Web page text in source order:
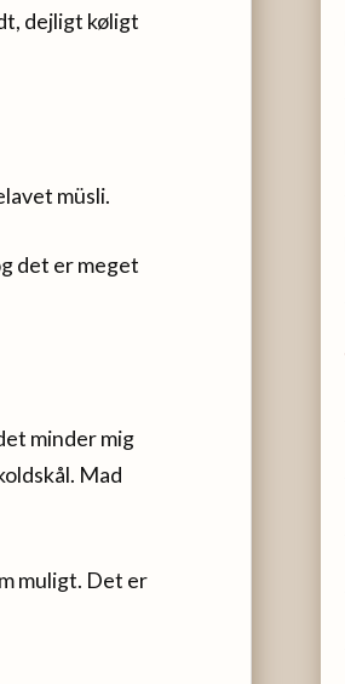
dejligt køligt
müsli.
det er meget
minder mig
Mad
muligt. Det er